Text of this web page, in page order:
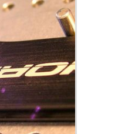
a SN indús...